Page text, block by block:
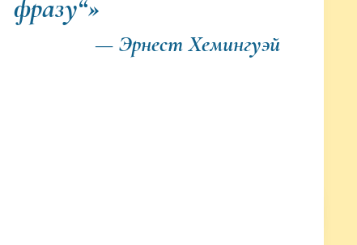
фразу“»
— Эрнест Хемингуэй